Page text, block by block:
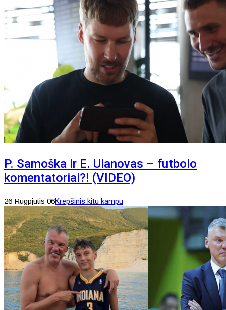
P. Samoška ir E. Ulanovas – futbolo
komentatoriai?! (VIDEO)
26 Rugpjūtis 06Krepšinis kitu kampu